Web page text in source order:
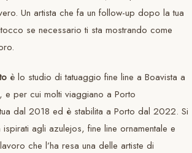
Un artista che fa un follow-up dopo la tua
se necessario ti sta mostrando come
è lo studio di tatuaggio fine line a Boavista a
e per cui molti viaggiano a Porto
dal 2018 ed è stabilita a Porto dal 2022. Si
agli azulejos, fine line ornamentale e
che l’ha resa una delle artiste di